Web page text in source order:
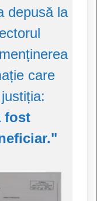
depusă la
care
fost